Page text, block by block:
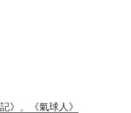
》、《氣球人》